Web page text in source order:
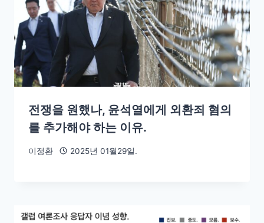
전쟁을 원했나, 윤석열에게 외환죄 혐의
를 추가해야 하는 이유.
이정환 2025년 01월29일.